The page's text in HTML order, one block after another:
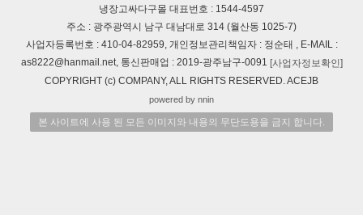
냉장고싸다구몰 대표번호 : 1544-4597
주소 : 광주광역시 남구 대남대로 314 (월산동 1025-7)
사업자등록번호 : 410-04-82959, 개인정보관리책임자 : 정순태 , E-MAIL :
as8222@hanmail.net, 통신판매업 : 2019-광주남구-0091 [사업자정보확인]
COPYRIGHT (c) COMPANY, ALL RIGHTS RESERVED. ACEJB
powered by nnin
본 사이트에 사용 된 모든 이미지와 내용의 무단도용을 금지 합니다.